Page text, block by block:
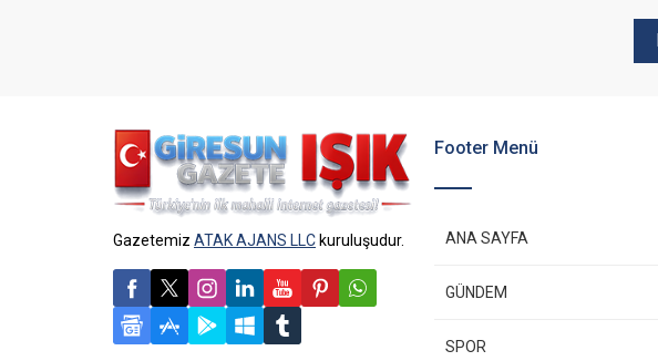
Gazetemiz ATAK AJANS LLC kuruluşudur.
Footer Menü
ANA SAYFA
GÜNDEM
SPOR